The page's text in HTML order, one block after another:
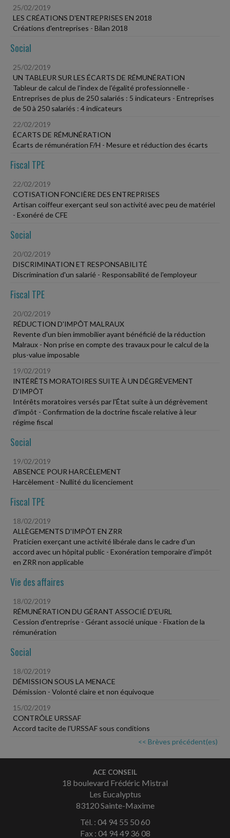
25/02/2019
LES CRÉATIONS D'ENTREPRISES EN 2018
Créations d'entreprises - Bilan 2018
Social
25/02/2019
UN TABLEUR SUR LES ÉCARTS DE RÉMUNÉRATION
Tableur de calcul de l'index de l'égalité professionnelle -
Entreprises de plus de 250 salariés : 5 indicateurs - Entreprises
de 50 à 250 salariés : 4 indicateurs
22/02/2019
ÉCARTS DE RÉMUNÉRATION
Écarts de rémunération F/H - Mesure et réduction des écarts
Fiscal TPE
22/02/2019
COTISATION FONCIÈRE DES ENTREPRISES
Artisan coiffeur exerçant seul son activité avec peu de matériel
- Exonéré de CFE
Social
20/02/2019
DISCRIMINATION ET RESPONSABILITÉ
Discrimination d'un salarié - Responsabilité de l'employeur
Fiscal TPE
20/02/2019
RÉDUCTION D'IMPÔT MALRAUX
Revente d'un bien immobilier ayant bénéficié de la réduction
Malraux - Non prise en compte des travaux pour le calcul de la
plus-value imposable
19/02/2019
INTÉRÊTS MORATOIRES SUITE À UN DÉGRÈVEMENT
D'IMPÔT
Intérêts moratoires versés par l'État suite à un dégrèvement
d'impôt - Confirmation de la doctrine fiscale relative à leur
régime fiscal
Social
19/02/2019
ABSENCE POUR HARCÈLEMENT
Harcèlement - Nullité du licenciement
Fiscal TPE
18/02/2019
ALLÈGEMENTS D'IMPÔT EN ZRR
Praticien exerçant une activité libérale dans le cadre d'un
accord avec un hôpital public - Exonération temporaire d'impôt
en ZRR non applicable
Vie des affaires
18/02/2019
RÉMUNÉRATION DU GÉRANT ASSOCIÉ D'EURL
Cession d'entreprise - Gérant associé unique - Fixation de la
rémunération
Social
18/02/2019
DÉMISSION SOUS LA MENACE
Démission - Volonté claire et non équivoque
15/02/2019
CONTRÔLE URSSAF
Accord tacite de l'URSSAF sous conditions
<< Brèves précédent(es)
ACE CONSEIL
18 boulevard Frédéric Mistral
Les Eucalyptus
83120 Sainte-Maxime
Tél. : 04 94 55 50 60
Fax : 04 94 49 36 08